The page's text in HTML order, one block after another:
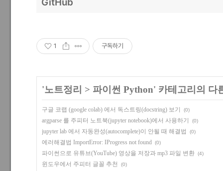
1 구독하기
'노트정리 > 파이썬 Python' 카테고리의 다
구글 코랩 (google colab) 에서 독스트링(docstring) 보기 (0)
argparse 를 주피터 노트북(jupyter notebook)에서 사용하기 (0)
jupyter lab 에서 자동완성(autocomplete)이 안될 때 해결법 (0)
에러해결법 ImportError: IProgress not found (0)
파이썬으로 유튜브(YouTube) 영상을 저장과 mp3 파일 변환 (4)
윈도우에서 주피터 글꼴 추천 (0)